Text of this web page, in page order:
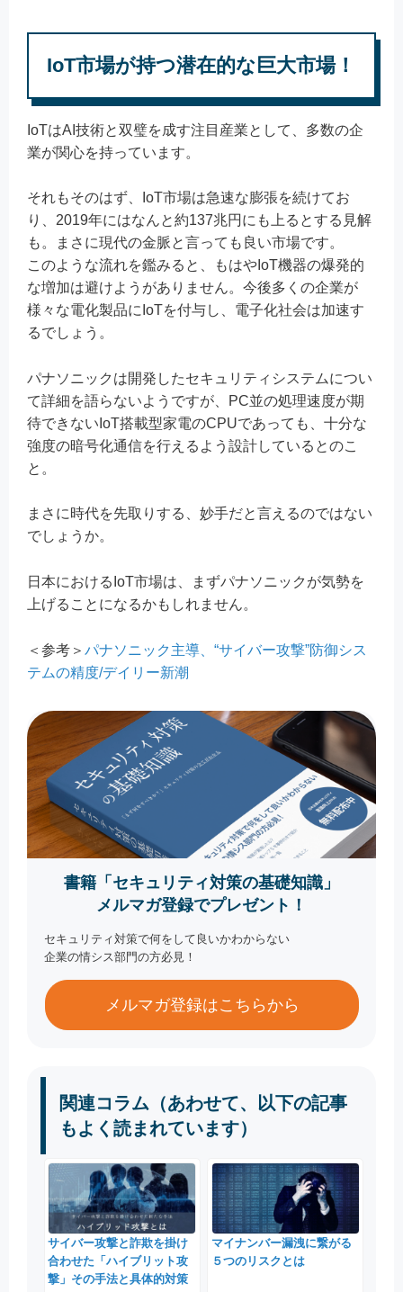
IoT市場が持つ潜在的な巨大市場！
IoTはAI技術と双璧を成す注目産業として、多数の企
業が関心を持っています。
それもそのはず、IoT市場は急速な膨張を続けてお
り、2019年にはなんと約137兆円にも上るとする見解
も。まさに現代の金脈と言っても良い市場です。
このような流れを鑑みると、もはやIoT機器の爆発的
な増加は避けようがありません。今後多くの企業が
様々な電化製品にIoTを付与し、電子化社会は加速す
るでしょう。
パナソニックは開発したセキュリティシステムについ
て詳細を語らないようですが、PC並の処理速度が期
待できないIoT搭載型家電のCPUであっても、十分な
強度の暗号化通信を行えるよう設計しているとのこ
と。
まさに時代を先取りする、妙手だと言えるのではない
でしょうか。
日本におけるIoT市場は、まずパナソニックが気勢を
上げることになるかもしれません。
＜参考＞ パナソニック主導、“サイバー攻撃”防御シス
テムの精度/デイリー新潮
書籍「セキュリティ対策の基礎知識」
メルマガ登録でプレゼント！
セキュリティ対策で何をして良いかわからない
企業の情シス部門の方必見！
メルマガ登録はこちらから
関連コラム（あわせて、以下の記事
もよく読まれています）
サイバー攻撃と詐欺を掛け
合わせた「ハイブリット攻
撃」その手法と具体的対策
マイナンバー漏洩に繋がる
５つのリスクとは